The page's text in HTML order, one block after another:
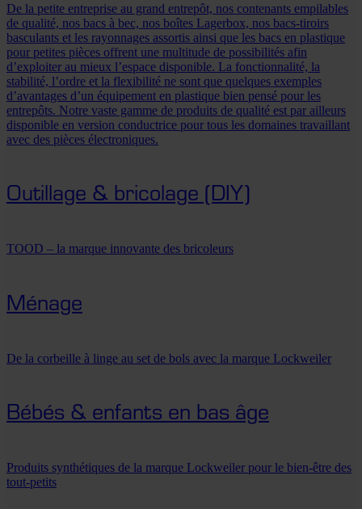
De la petite entreprise au grand entrepôt, nos contenants empilables
de qualité, nos bacs à bec, nos boîtes Lagerbox, nos bacs-tiroirs
basculants et les rayonnages assortis ainsi que les bacs en plastique
pour petites pièces offrent une multitude de possibilités afin
d’exploiter au mieux l’espace disponible. La fonctionnalité, la
stabilité, l’ordre et la flexibilité ne sont que quelques exemples
d’avantages d’un équipement en plastique bien pensé pour les
entrepôts. Notre vaste gamme de produits de qualité est par ailleurs
disponible en version conductrice pour tous les domaines travaillant
avec des pièces électroniques.
Outillage & bricolage (DIY)
TOOD – la marque innovante des bricoleurs
Ménage
De la corbeille à linge au set de bols avec la marque Lockweiler
Bébés & enfants en bas âge
Produits synthétiques de la marque Lockweiler pour le bien-être des
tout-petits